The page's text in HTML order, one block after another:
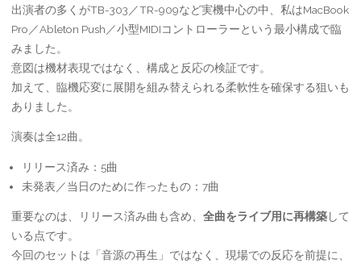
出演者の多くがTB-303／TR-909など実機中心の中、私はMacBook
Pro／Ableton Push／小型MIDIコントローラーという最小構成で臨
みました。
意図は機材表現ではなく、構成と反応の検証です。
加えて、臨機応変に展開を組み替えられる柔軟性を確保する狙いも
ありました。
演奏は全12曲。
リリース済み：5曲
未発表／当日のために作ったもの：7曲
重要なのは、リリース済み曲も含め、 全曲をライブ用に再構築して
いる点です。
今回のセットは「音源の再生」ではなく、現場での反応を前提に、